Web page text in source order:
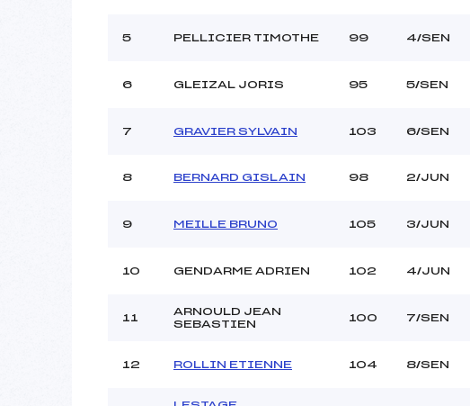
5 PELLICIER TIMOTHE 99 4/SEN
6 GLEIZAL JORIS 95 5/SEN
7 GRAVIER SYLVAIN 103 6/SEN
8 BERNARD GISLAIN 98 2/JUN
9 MEILLE BRUNO 105 3/JUN
10 GENDARME ADRIEN 102 4/JUN
11
ARNOULD JEAN
SEBASTIEN
100 7/SEN
12 ROLLIN ETIENNE 104 8/SEN